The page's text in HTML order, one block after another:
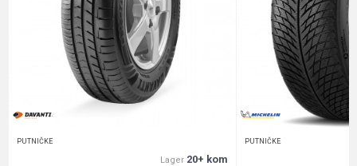
Anti-spam zaštita - izračunajte koliko je 9 - 4 :
PUTNIČKE
Lager 20+ kom
PUTNIČKE